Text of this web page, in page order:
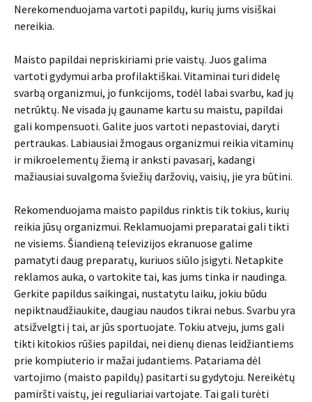
Nerekomenduojama vartoti papildų, kurių jums visiškai
nereikia.
Maisto papildai nepriskiriami prie vaistų. Juos galima
vartoti gydymui arba profilaktiškai. Vitaminai turi didelę
svarbą organizmui, jo funkcijoms, todėl labai svarbu, kad jų
netrūktų. Ne visada jų gauname kartu su maistu, papildai
gali kompensuoti. Galite juos vartoti nepastoviai, daryti
pertraukas. Labiausiai žmogaus organizmui reikia vitaminų
ir mikroelementų žiemą ir anksti pavasarį, kadangi
mažiausiai suvalgoma šviežių daržovių, vaisių, jie yra būtini.
Rekomenduojama maisto papildus rinktis tik tokius, kurių
reikia jūsų organizmui. Reklamuojami preparatai gali tikti
ne visiems. Šiandieną televizijos ekranuose galime
pamatyti daug preparatų, kuriuos siūlo įsigyti. Netapkite
reklamos auka, o vartokite tai, kas jums tinka ir naudinga.
Gerkite papildus saikingai, nustatytu laiku, jokiu būdu
nepiktnaudžiaukite, daugiau naudos tikrai nebus. Svarbu yra
atsižvelgti į tai, ar jūs sportuojate. Tokiu atveju, jums gali
tikti kitokios rūšies papildai, nei dienų dienas leidžiantiems
prie kompiuterio ir mažai judantiems. Patariama dėl
vartojimo (maisto papildų) pasitarti su gydytoju. Nereikėtų
pamiršti vaistų, jei reguliariai vartojate. Tai gali turėti